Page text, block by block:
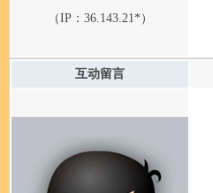
（IP： 36.143.21* ）
互动留言